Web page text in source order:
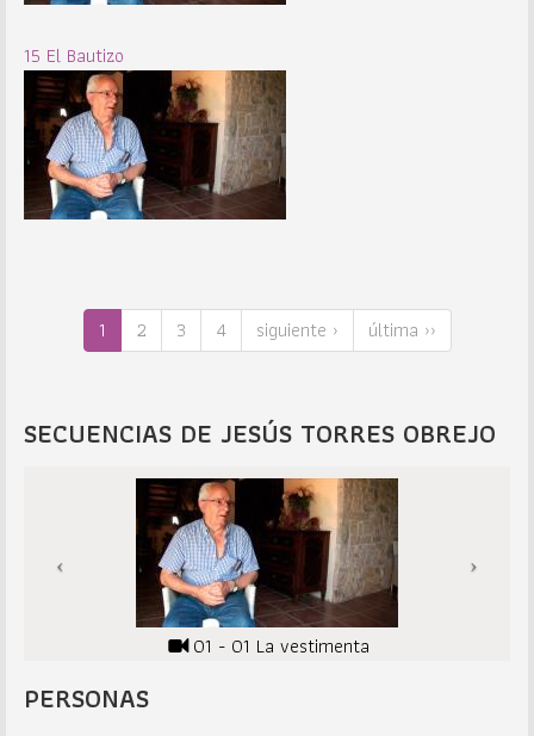
15 El Bautizo
1 2 3 4 siguiente › última ››
SECUENCIAS DE JESÚS TORRES OBREJO
01 - 01 La vestimenta
PERSONAS